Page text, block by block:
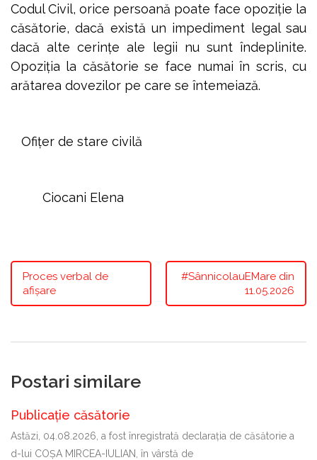
Codul Civil, orice persoană poate face opoziţie la
căsătorie, dacă există un impediment legal sau
dacă alte cerinţe ale legii nu sunt îndeplinite.
Opoziţia la căsătorie se face numai în scris, cu
arătarea dovezilor pe care se întemeiază.
Ofiţer de stare civilă
Ciocani Elena
Proces verbal de
afișare
#SânnicolauEMare din
11.05.2026
Postari similare
Publicație căsătorie
Astăzi, 04.08.2026, a fost înregistrată declaraţia de căsătorie a
d-lui COȘA MIRCEA-IULIAN, în vârstă de